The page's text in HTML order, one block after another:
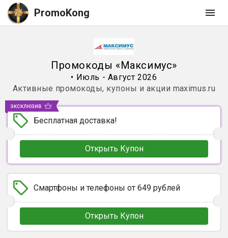
PromoKong
Промокоды «Максимус»
• Июль - Август 2026
Активные промокоды, купоны и акции maximus.ru
Бесплатная доставка!
Открыть Купон
эксклюзив
Смартфоны и телефоны от 649 рублей
Открыть Купон